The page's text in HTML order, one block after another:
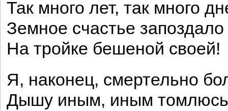
Так много лет, так много
Земное счастье запоздало
На тройке бешеной своей!
Я, наконец, смертельно
Дышу иным, иным